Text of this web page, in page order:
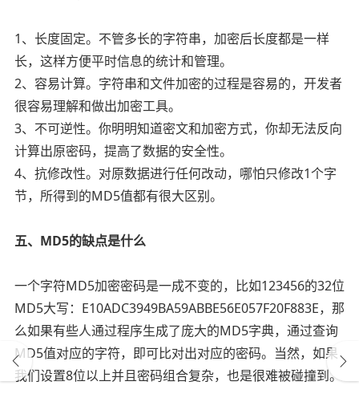
1、长度固定。不管多长的字符串，加密后长度都是一样
长，这样方便平时信息的统计和管理。
2、容易计算。字符串和文件加密的过程是容易的，开发者
很容易理解和做出加密工具。
3、不可逆性。你明明知道密文和加密方式，你却无法反向
计算出原密码，提高了数据的安全性。
4、抗修改性。对原数据进行任何改动，哪怕只修改1个字
节，所得到的MD5值都有很大区别。
五、MD5的缺点是什么
一个字符MD5加密密码是一成不变的，比如123456的32位
MD5大写：E10ADC3949BA59ABBE56E057F20F883E，那
么如果有些人通过程序生成了庞大的MD5字典，通过查询
MD5值对应的字符，即可比对出对应的密码。当然，如果
我们设置8位以上并且密码组合复杂，也是很难被碰撞到。